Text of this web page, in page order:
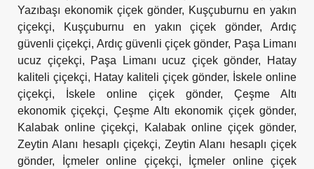
Yazıbaşı ekonomik çiçek gönder, Kuşçuburnu en yakın
çiçekçi, Kuşçuburnu en yakın çiçek gönder,Ardıç
güvenli çiçekçi, Ardıç güvenli çiçek gönder, Paşa Limanı
ucuz çiçekçi, Paşa Limanı ucuz çiçek gönder,
Hatay
kaliteli çiçekçi, Hatay kaliteli çiçek gönder, İskele online
çiçekçi, İskele online çiçek gönder, Çeşme Altı
ekonomik çiçekçi, Çeşme Altı ekonomik çiçek gönder,
Kalabak online çiçekçi, Kalabak online çiçek gönder,
Zeytin Alanı hesaplı çiçekçi,Zeytin Alanı hesaplı çiçek
gönder, İçmeler online çiçekçi,
İçmeler online çiçek